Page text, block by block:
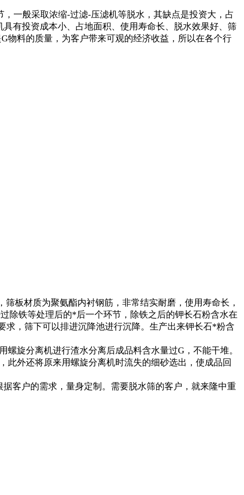
一般采取浓缩-过滤-压滤机等脱水，其缺点是投资大，占
有投资成本小、占地面积、使用寿命长、脱水效果好、筛
物料的质量，为客户带来可观的经济收益，所以在各个行
板材质为聚氨酯内衬钢筋，非常结实耐磨，使用寿命长，
除铁等处理后的*后一个环节，除铁之后的钾长石粉含水在
求，筛下可以排进沉降池进行沉降。生产出来钾长石*粉含
旋分离机进行渣水分离后成品料含水量过G，不能干堆。
此外还将原来用螺旋分离机时流失的细砂选出，使成品回
客户的需求，量身定制。需要脱水筛的客户，就来隆中重